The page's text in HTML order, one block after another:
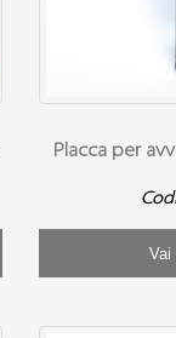
Placca per
Vai